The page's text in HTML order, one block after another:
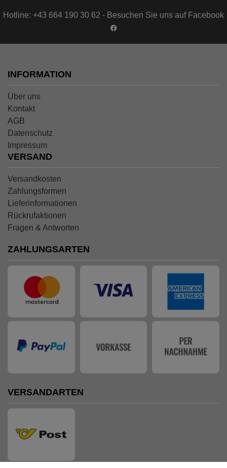
Hotline: +43 664 190 30 62 - Besuchen Sie uns auf Facebook
INFORMATION
Über uns
Kontakt
AGB
Datenschutz
Impressum
VERSAND
Versandkosten
Zahlungsformen
Lieferinformationen
Rückrufaktionen
Fragen & Antworten
ZAHLUNGSARTEN
VERSANDARTEN